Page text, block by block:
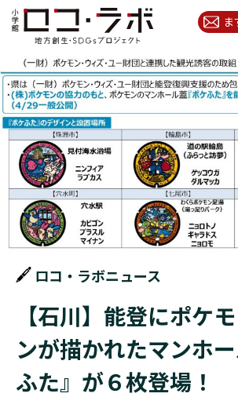
ま
ロコ・ラボニュース
【石川】能登にポケ
ンが描かれたマンホ
ふた』が６枚登場！